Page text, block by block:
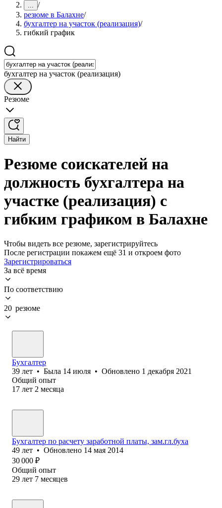
... /
резюме в Балахне/
бухгалтер на участок (реализация)/
гибкий график
бухгалтер на участок (реализация)
Резюме
Найти
Резюме соискателей на
должность бухгалтера на
участке (реализация) с
гибким графиком в Балахне
Чтобы видеть все резюме, зарегистрируйтесь
После регистрации покажем ещё 31 и откроем фото
Зарегистрироваться
За всё время
По соответствию
20 резюме
Бухгалтер
39 лет • Была 14 июля • Обновлено 1 декабря 2021
Общий опыт
17 лет 2 месяца
Бухгалтер по расчету заработной платы, зам.гл.буха
49 лет • Обновлено 14 мая 2014
30 000 ₽
Общий опыт
29 лет 7 месяцев